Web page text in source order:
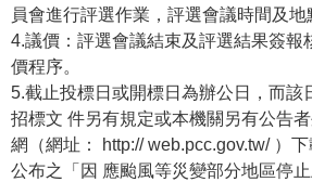
員會進行評選作業，評選會議時間及地
4.議價：評選會議結束及評選結果簽報
價程序。
5.截止投標日或開標日為辦公日，而該
招標文 件另有規定或本機關另有公告
網（網址： http:// web.pcc.gov.tw/ ）
公布之「因 應颱風等災變部分地區停